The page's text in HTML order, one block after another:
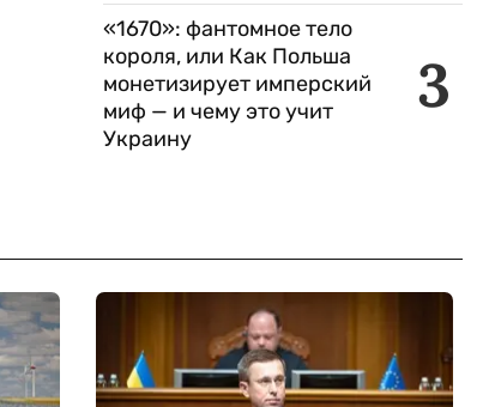
3
«1670»: фантомное тело
короля, или Как Польша
монетизирует имперский
миф — и чему это учит
Украину